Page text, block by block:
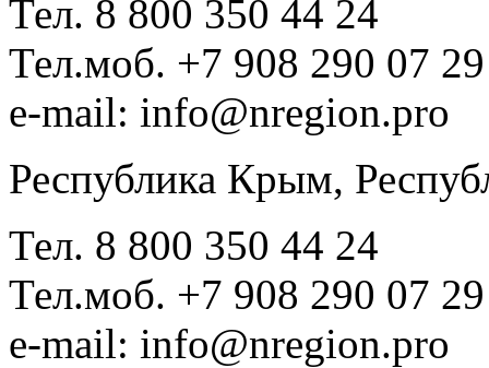
Тел. 8 800 350 44 24
Тел.моб. +7 908 290 07 29
e-mail: info@nregion.pro
Республика Крым,
Тел. 8 800 350 44 24
Тел.моб. +7 908 290 07 29
e-mail: info@nregion.pro